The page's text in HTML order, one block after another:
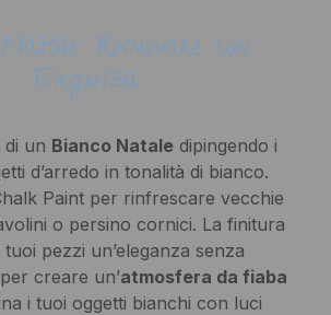
Rinnovare con
Eleganza
di un Bianco Natale dipingendo i
d’arredo in tonalità di bianco.
Paint per rinfrescare vecchie
o persino cornici. La finitura
pezzi un’eleganza senza
creare un’atmosfera da fiaba
i tuoi oggetti bianchi con luci